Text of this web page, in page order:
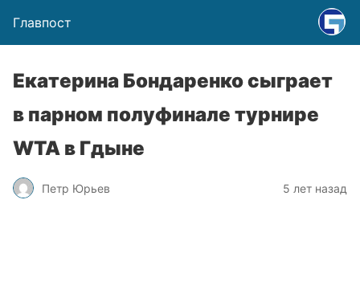
Главпост
Екатерина Бондаренко сыграет
в парном полуфинале турнире
WTA в Гдыне
Петр Юрьев 5 лет назад